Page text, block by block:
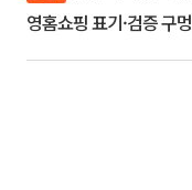
영홈쇼핑 표기·검증 구멍